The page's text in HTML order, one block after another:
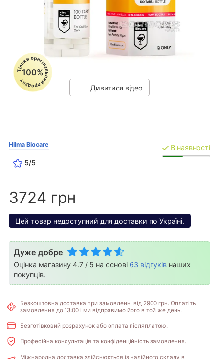
Тільки оригінальний продукт
100%
Дивитися відео
Hilma Biocare
5/5
В наявності
3724 грн
Цей товар недоступний для доставки по Україні.
Дуже добре
Оцінка магазину 4.7 / 5 на основі 63 відгуків наших
покупців.
Безкоштовна доставка при замовленні від 2900 грн. Оплатіть
замовлення до 13:00 і ми відправимо його в той же день.
Безготівковий розрахунок або оплата післяплатою.
Професійна консультація та конфіденційність замовлення.
Міжнародна доставка здійснюється із надійного складу в